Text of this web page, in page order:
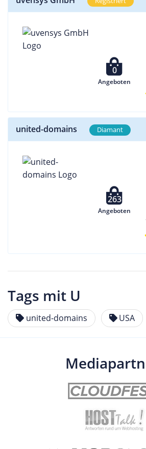
0
Angeboten
united-domains Diamant
263
Angeboten
Tags mit U
united-domains USA